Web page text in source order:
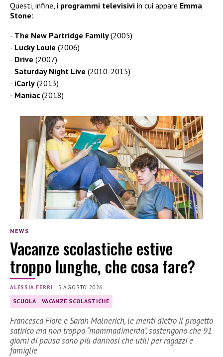
Questi, infine, i programmi televisivi in cui appare Emma
Stone:
The New Partridge Family(2005)
Lucky Louie (2006)
Drive (2007)
Saturday Night Live (2010-2015)
iCarly (2013)
Maniac (2018)
NEWS
Vacanze scolastiche estive
troppo lunghe, che cosa fare?
ALESSIA FERRI | 5 AGOSTO 2026
SCUOLA VACANZE SCOLASTICHE
Francesca Fiore e Sarah Malnerich, le menti dietro il progetto
satirico ma non troppo “mammadimerda”, sostengono che 91
giorni di pausa sono più dannosi che utili per ragazzi e
famiglie